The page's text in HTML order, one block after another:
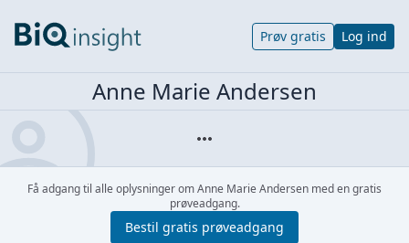
Prøv gratis Log ind
Anne Marie Andersen
Få adgang til alle oplysninger om Anne Marie Andersen med en gratis
prøveadgang.
Bestil gratis prøveadgang